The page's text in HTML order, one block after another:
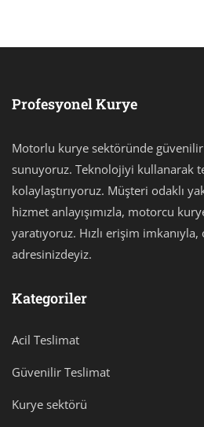
Profesyonel Kurye
Motorlu kurye sektöründe
sunuyoruz. Teknolojiyi kullanarak
kolaylaştırıyoruz. Müşteri odaklı
hizmet anlayışımızla, motorcu
yaratıyoruz. Hızlı erişim
adresinizdeyiz.
Kategoriler
Acil Teslimat
Güvenilir Teslimat
Kurye sektörü